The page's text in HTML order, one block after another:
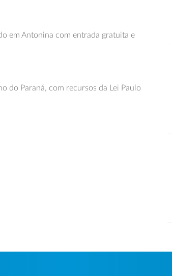
em Antonina com entrada gratuita e
do Paraná, com recursos da Lei Paulo